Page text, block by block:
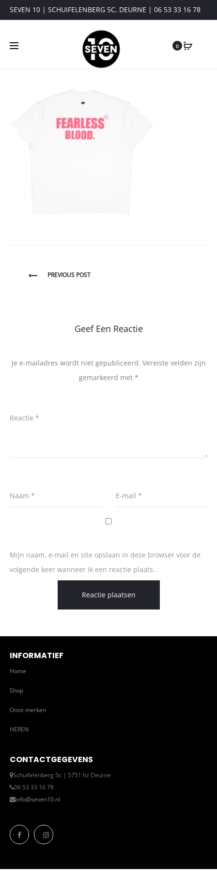
SEVEN 10 | SCHUIFELENBERG 5C, DEURNE | 06 53 33 16 78
0
BerichtPREVIOUS POST
Geef Een Reactie
Je e-mailadres wordt niet gepubliceerd. Vereiste velden zijn
gemarkeerd met *
Reactie *
Naam * E-mail *
Mijn naam, e-mail en site opslaan in deze browser voor de
volgende keer wanneer ik een reactie plaats.
INFORMATIEF
Home
Shop
Onze merken
HEREN
CONTACTGEGEVENS
Schuifelenberg 5c | 5751 hz Deurne
06 53 33 16 78
info@seven10.nl